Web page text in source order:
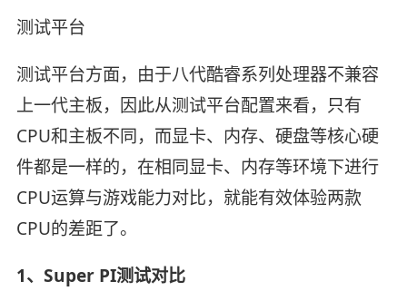
测试平台
测试平台方面，由于八代酷睿系列处理器不兼容
上一代主板，因此从测试平台配置来看，只有
CPU和主板不同，而显卡、内存、硬盘等核心硬
件都是一样的，在相同显卡、内存等环境下进行
CPU运算与游戏能力对比，就能有效体验两款
CPU的差距了。
1、Super PI测试对比